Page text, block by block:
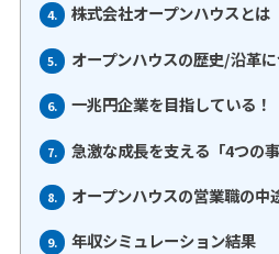
4. 株式会社オープンハウスとは
5. オープンハウスの歴史/沿革
6. 一兆円企業を目指している！
7. 急激な成長を支える「4つの
8. オープンハウスの営業職の中
9. 年収シミュレーション結果